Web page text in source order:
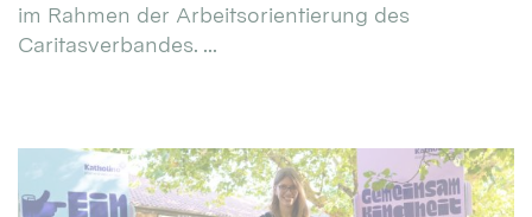
im Rahmen der Arbeitsorientierung des
Caritasverbandes. ...